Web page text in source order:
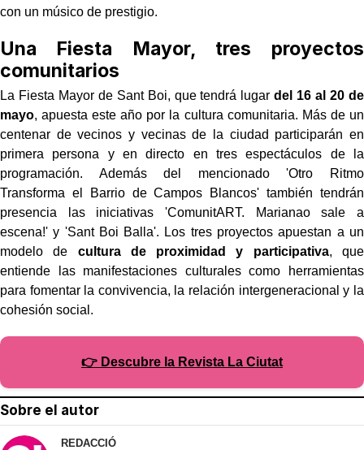
con un músico de prestigio.
Una Fiesta Mayor, tres proyectos
comunitarios
La Fiesta Mayor de Sant Boi, que tendrá lugar del 16 al 20 de
mayo, apuesta este año por la cultura comunitaria. Más de un
centenar de vecinos y vecinas de la ciudad participarán en
primera persona y en directo en tres espectáculos de la
programación. Además del mencionado 'Otro Ritmo
Transforma el Barrio de Campos Blancos' también tendrán
presencia las iniciativas 'ComunitART. Marianao sale a
escena!' y 'Sant Boi Balla'. Los tres proyectos apuestan a un
modelo de cultura de proximidad y participativa, que
entiende las manifestaciones culturales como herramientas
para fomentar la convivencia, la relación intergeneracional y la
cohesión social.
👉 Descubre la Revista La Ciutat
Sobre el autor
REDACCIÓ